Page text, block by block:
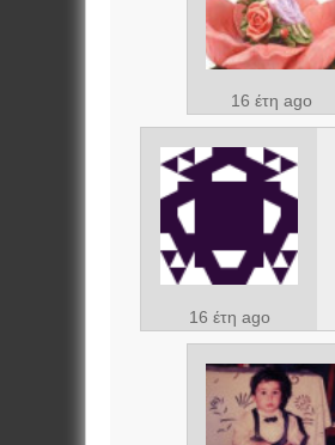
16 έτη ago
16 έτη ago